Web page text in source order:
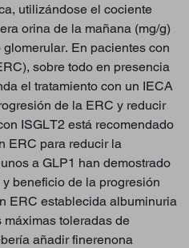
utilizándose el cociente
orina de la mañana (mg/g)
En pacientes con
sobre todo en presencia
el tratamiento con un IECA
de la ERC y reducir
ISGLT2 está recomendado
ERC para reducir la
a GLP1 han demostrado
beneficio de la progresión
ERC establecida albuminuria
máximas toleradas de
añadir finerenona